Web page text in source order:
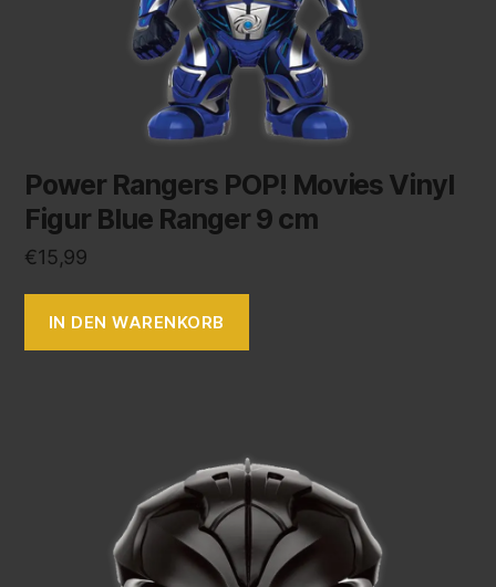
Power Rangers POP! Movies Vinyl
Figur Blue Ranger 9 cm
€15,99
IN DEN WARENKORB